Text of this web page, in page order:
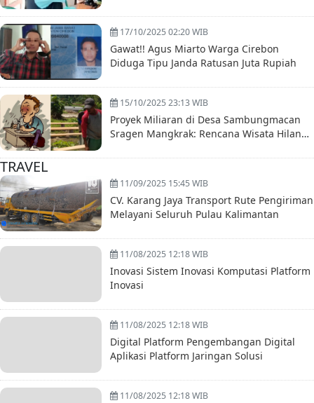
17/10/2025 02:20 WIB
Gawat!! Agus Miarto Warga Cirebon
Diduga Tipu Janda Ratusan Juta Rupiah
15/10/2025 23:13 WIB
Proyek Miliaran di Desa Sambungmacan
Sragen Mangkrak: Rencana Wisata Hilang
TRAVEL
11/09/2025 15:45 WIB
CV. Karang Jaya Transport Rute Pengiriman
Melayani Seluruh Pulau Kalimantan
11/08/2025 12:18 WIB
Inovasi Sistem Inovasi Komputasi Platform
Inovasi
11/08/2025 12:18 WIB
Digital Platform Pengembangan Digital
Aplikasi Platform Jaringan Solusi
11/08/2025 12:18 WIB